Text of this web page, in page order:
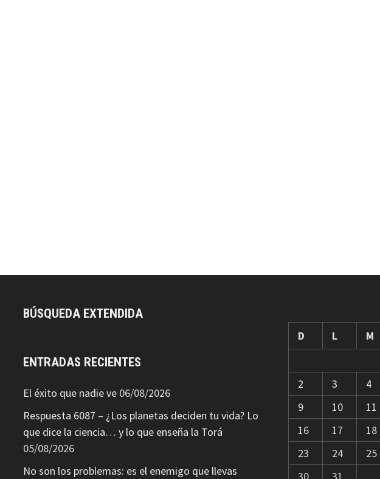
BÚSQUEDA EXTENDIDA
ENTRADAS RECIENTES
El éxito que nadie ve 06/08/2026
Respuesta 6087 – ¿Los planetas deciden tu vida? Lo
que dice la ciencia… y lo que enseña la Torá
05/08/2026
No son los problemas: es el enemigo que llevas
D
L M
2
3 4
9
10 11
16
17 18
23
24 25